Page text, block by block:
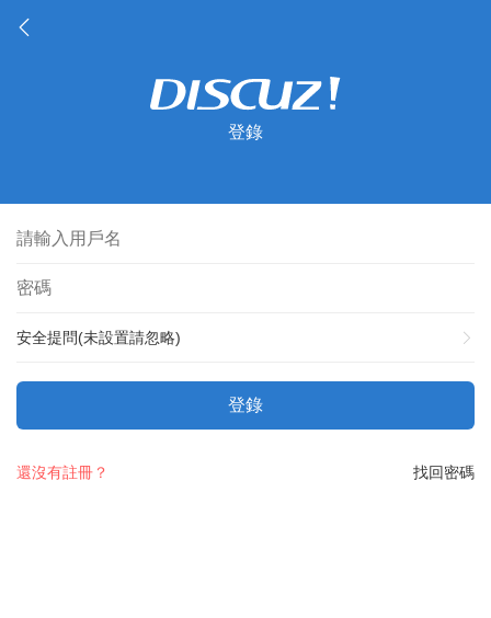
登錄
安全提問(未設置請忽略)
登錄
找回密碼
還沒有註冊？